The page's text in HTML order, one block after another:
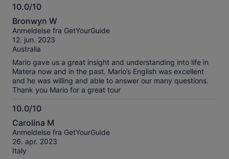
10.0/10
10.0
ud
af
10
Bronwyn W
Anmeldelse fra GetYourGuide
12. jun. 2023
Australia
Mario gave us a great insight and understanding into life in
Matera now and in the past. Mario’s English was excellent
and he was willing and able to answer our many questions.
Thank you Mario for a great tour
10.0/10
10.0
ud
af
10
Carolina M
Anmeldelse fra GetYourGuide
26. apr. 2023
Italy